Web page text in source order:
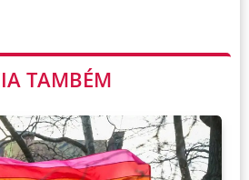
TAMBÉM